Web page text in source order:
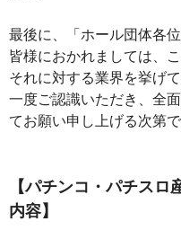
最後に、「ホール団体各
皆様におかれましては、
それに対する業界を挙げ
一度ご認識いただき、全
てお願い申し上げる次第
【パチンコ・パチス
内容】